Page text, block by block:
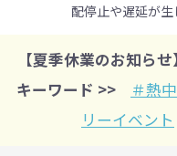
配停止や遅延が生
【夏季休業のお知らせ】
キーワード >>
＃熱
リーイベント